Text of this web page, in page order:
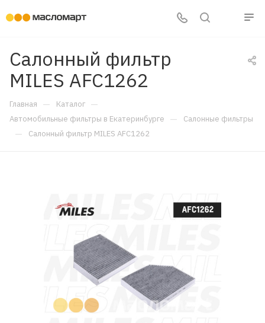
Салонный фильтр
MILES AFC1262
Главная — Каталог —
Автомобильные фильтры в Екатеринбурге — Салонные фильтры
— Салонный фильтр MILES AFC1262